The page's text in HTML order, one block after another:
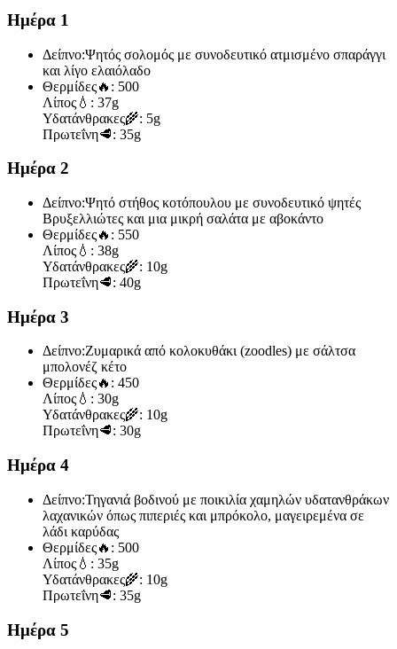
Ημέρα 1
Δείπνο:Ψητός σολομός με συνοδευτικό ατμισμένο σπαράγγι
και λίγο ελαιόλαδο
Θερμίδες🔥: 500
Λίπος 💧: 37g
Υδατάνθρακες🌾: 5g
Πρωτεΐνη🥩: 35g
Ημέρα 2
Δείπνο:Ψητό στήθος κοτόπουλου με συνοδευτικό ψητές
Βρυξελλιώτες και μια μικρή σαλάτα με αβοκάντο
Θερμίδες🔥: 550
Λίπος 💧: 38g
Υδατάνθρακες🌾: 10g
Πρωτεΐνη🥩: 40g
Ημέρα 3
Δείπνο:Ζυμαρικά από κολοκυθάκι (zoodles) με σάλτσα
μπολονέζ κέτο
Θερμίδες🔥: 450
Λίπος 💧: 30g
Υδατάνθρακες🌾: 10g
Πρωτεΐνη🥩: 30g
Ημέρα 4
Δείπνο:Τηγανιά βοδινού με ποικιλία χαμηλών υδατανθράκων
λαχανικών όπως πιπεριές και μπρόκολο, μαγειρεμένα σε
λάδι καρύδας
Θερμίδες🔥: 500
Λίπος 💧: 35g
Υδατάνθρακες🌾: 10g
Πρωτεΐνη🥩: 35g
Ημέρα 5